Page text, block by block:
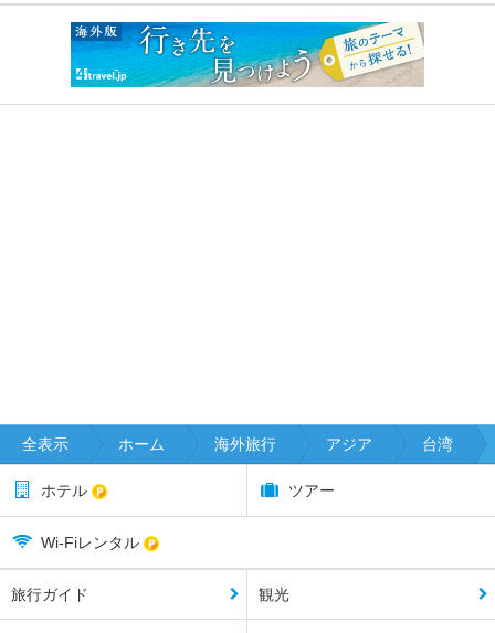
全表示 ホーム 海外旅行 アジア 台湾
ホテル ツアー
Wi-Fiレンタル
旅行ガイド 観光